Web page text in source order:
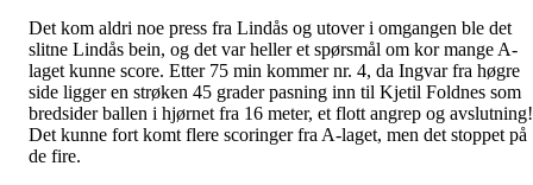
Det kom aldri noe press fra Lindås og utover i omgangen ble det
slitne Lindås bein, og det var heller et spørsmål om kor mange A-
laget kunne score. Etter 75 min kommer nr. 4, da Ingvar fra høgre
side ligger en strøken 45 grader pasning inn til Kjetil Foldnes som
bredsider ballen i hjørnet fra 16 meter, et flott angrep og avslutning!
Det kunne fort komt flere scoringer fra A-laget, men det stoppet på
de fire.